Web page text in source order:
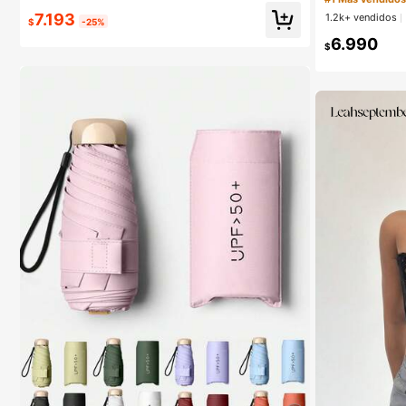
Clientes habituales
$7.193 -25%
cabello,
orios para el
1.2k+ vendidos
$6.990